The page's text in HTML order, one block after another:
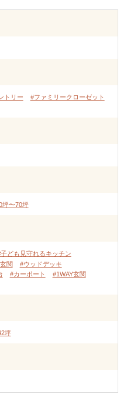
トリー
#ファミリークローゼット
坪〜70坪
ども見守れるキッチン
関
#ウッドデッキ
#カーポート
#1WAY玄関
坪